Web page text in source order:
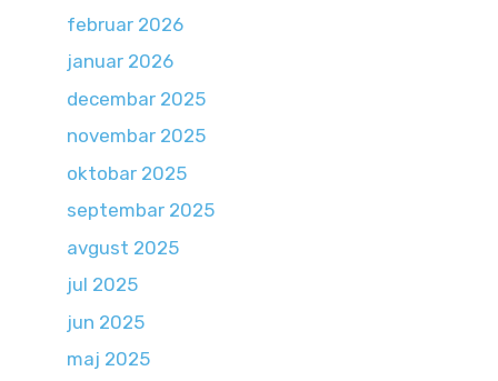
februar 2026
januar 2026
decembar 2025
novembar 2025
oktobar 2025
septembar 2025
avgust 2025
jul 2025
jun 2025
maj 2025